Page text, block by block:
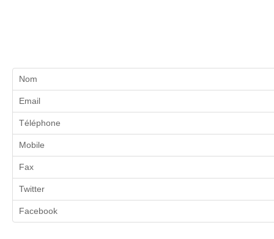
Nom
Email
Téléphone
Mobile
Fax
Twitter
Facebook